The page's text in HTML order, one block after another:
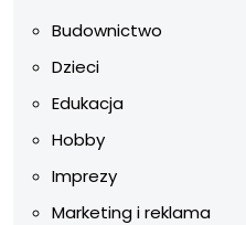
Budownictwo
Dzieci
Edukacja
Hobby
Imprezy
Marketing i reklama